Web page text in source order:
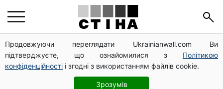
Продовжуючи переглядати Ukrainianwall.com Ви
підтверджуєте, що ознайомилися з Політикою
конфіденційності і згодні з використанням файлів cookie.
Зрозумів
12 300 грн від УВКБ ООН: пенсіонери та безробітні
переселенці отримають виплати у серпні
Долар по 44,50 грн, євро — 51,34: курс валют у
банках 9 серпня